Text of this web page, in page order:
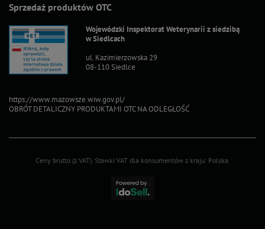
Sprzedaż produktów OTC
Wojewódzki Inspektorat Weterynarii z siedzibą
w Siedlcach
ul. Kazimierzowska 29
08-110 Siedlce
https://www.mazowsze.wiw.gov.pl/
OBRÓT DETALICZNY PRODUKTAMI OTC NA ODLEGŁOŚĆ
Ceny brutto (z VAT). Stawki VAT dla konsumentów z kraju: Polska